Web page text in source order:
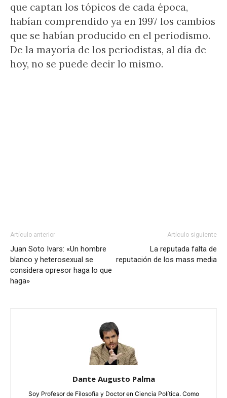
que captan los tópicos de cada época,
habían comprendido ya en 1997 los cambios
que se habían producido en el periodismo.
De la mayoría de los periodistas, al día de
hoy, no se puede decir lo mismo.
Artículo anterior
Juan Soto Ivars: «Un hombre
blanco y heterosexual se
considera opresor haga lo que
haga»
Artículo siguiente
La reputada falta de
reputación de los mass media
Dante Augusto Palma
Soy Profesor de Filosofía y Doctor en Ciencia Política. Como